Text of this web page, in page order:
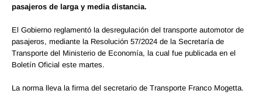
pasajeros de larga y media distancia.
El Gobierno reglamentó la desregulación del transporte automotor de
pasajeros, mediante la Resolución 57/2024 de la Secretaría de
Transporte del Ministerio de Economía, la cual fue publicada en el
Boletín Oficial este martes.
La norma lleva la firma del secretario de Transporte Franco Mogetta.